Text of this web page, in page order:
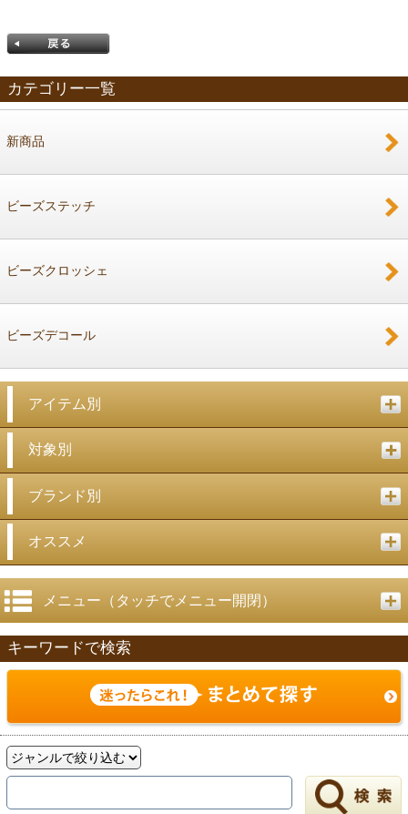
カテゴリー一覧
新商品
ビーズステッチ
ビーズクロッシェ
ビーズデコール
アイテム別
対象別
ブランド別
オススメ
メニュー（タッチでメニュー開閉）
キーワードで検索